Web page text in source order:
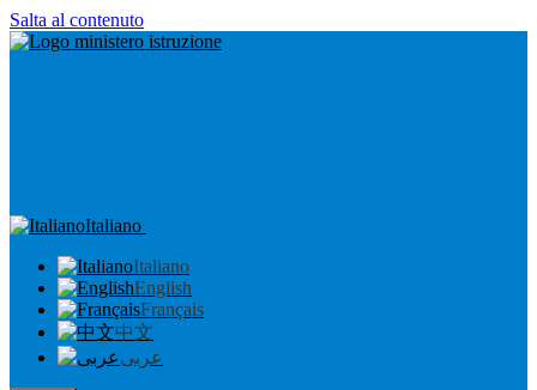
Salta al contenuto
Italiano
Italiano
English
Français
中文
عربى